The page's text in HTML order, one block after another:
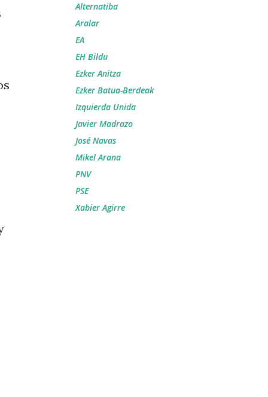
Alternatiba
Aralar
EA
EH Bildu
Ezker Anitza
Ezker Batua-Berdeak
Izquierda Unida
Javier Madrazo
José Navas
Mikel Arana
PNV
PSE
Xabier Agirre